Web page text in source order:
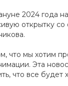
2024 года
открытку
что мы хотим
Эта
что все